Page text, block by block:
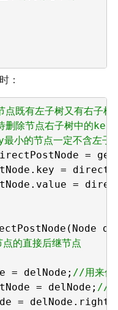
：
既有左子树又有右子树
除节点右子树中的key
小的节点一定不含左子
=
=
=
的直接后继节点
= delNode; //用来保
= delNode; //用
=